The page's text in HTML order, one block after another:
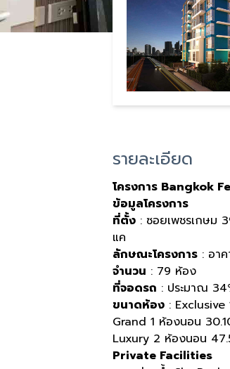
รายละเอียด
โครงการ Bangkok
ข้อมูลโครงการ
ที่ตั้ง : ซอยเพชรเกษม
แค
ลักษณะโครงการ : อา
จำนวน : 79 ห้อง
ที่จอดรถ : ประมาณ
ขนาดห้อง :
Grand 1 ห้องนอน
Luxury 2 ห้องนอน
Private Facilities